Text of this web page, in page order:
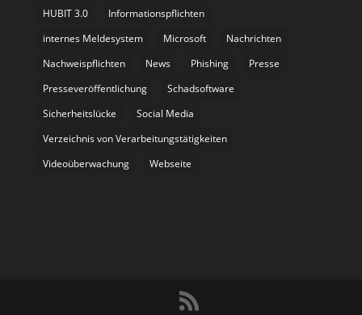
HUBIT 3.0
Informationspflichten
internes Meldesystem
Microsoft
Nachrichten
Nachweispflichten
News Phishing
Presse
Presseveröffentlichung
Schadsoftware
Sicherheitslücke
Social Media
Verzeichnis von Verarbeitungstätigkeiten
Videoüberwachung
Webseite